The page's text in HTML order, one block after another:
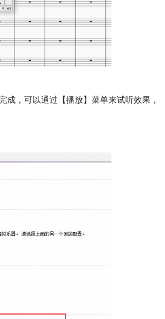
，可以通过【播放】菜单来试听效果，